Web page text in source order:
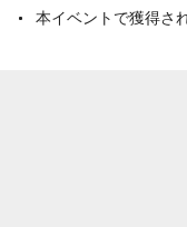
本イベントで獲得さ